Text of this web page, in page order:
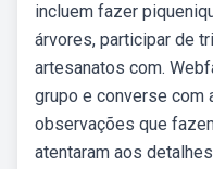
incluem fazer
árvores, participar de
artesanatos com.
grupo e converse com
observações que
atentaram aos